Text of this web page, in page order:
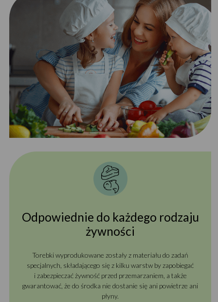
Odpowiednie do każdego rodzaju
żywności
Torebki wyprodukowane zostały z materiału do zadań
specjalnych, składającego się z kilku warstw by zapobiegać
i zabezpieczać żywność przed przemarzaniem, a także
gwarantować, że do środka nie dostanie się ani powietrze ani
płyny.